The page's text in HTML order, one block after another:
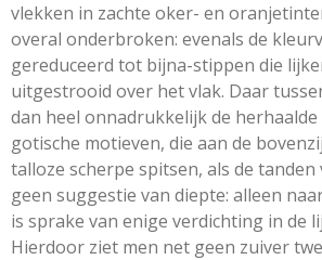
vlekken in zachte oker- en
overal onderbroken: evenals de
gereduceerd tot bijna-stippen die
uitgestrooid over het vlak. Daar
dan heel onnadrukkelijk de
gotische motieven, die aan de
talloze scherpe spitsen, als de tanden
geen suggestie van diepte: alleen
is sprake van enige verdichting in de
Hierdoor ziet men net geen zuiver